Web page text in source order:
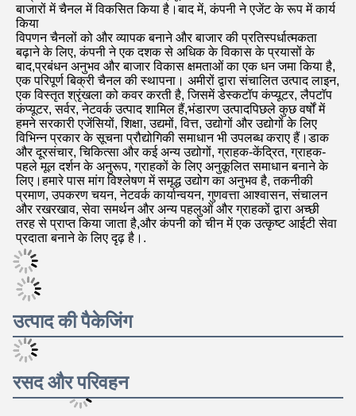
कंपनी प्रोफ़ाइल
बीजिंग गुआंग्तियान रुन्जे टेक्नोलॉजी
कं, लिमिटेड